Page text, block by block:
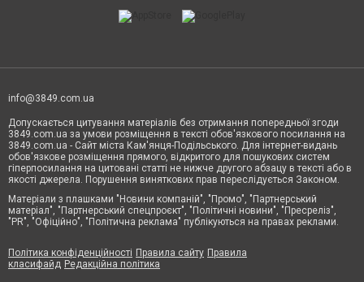
info@3849.com.ua
Допускається цитування матеріалів без отримання попередньої згоди
3849.com.ua за умови розміщення в тексті обов'язкового посилання на
3849.com.ua - Сайт міста Кам'янця-Подільського. Для інтернет-видань
обов'язкове розміщення прямого, відкритого для пошукових систем
гіперпосилання на цитовані статті не нижче другого абзацу в тексті або в
якості джерела. Порушення виняткових прав переслідується Законом.
Матеріали з плашками "Новини компаній", "Промо", "Партнерський
матеріал", "Партнерський спецпроєкт", "Політичні новини", "Пресреліз",
"PR", "Офіційно", "Політична реклама" публікуються на правах реклами.
Політика конфіденційності Правила сайту Правила
класифайд Редакційна політика